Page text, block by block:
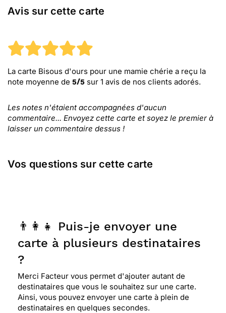
Avis sur cette carte
La carte Bisous d'ours pour une mamie chérie a reçu la
note moyenne de 5/5 sur 1 avis de nos clients adorés.
Les notes n'étaient accompagnées d'aucun
commentaire... Envoyez cette carte et soyez le premier à
laisser un commentaire dessus !
Vos questions sur cette carte
👨‍👩‍👧 Puis-je envoyer une
carte à plusieurs destinataires
?
Merci Facteur vous permet d'ajouter autant de
destinataires que vous le souhaitez sur une carte.
Ainsi, vous pouvez envoyer une carte à plein de
destinataires en quelques secondes.